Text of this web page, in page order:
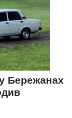
Бережанах